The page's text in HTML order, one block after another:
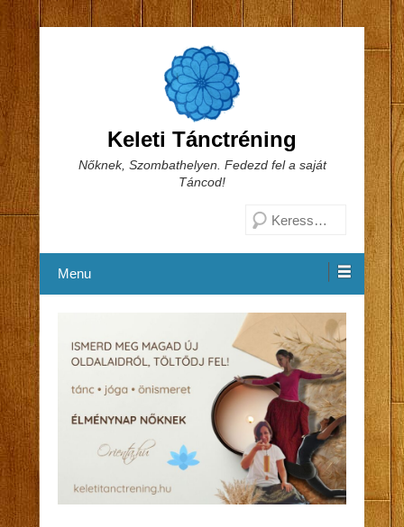
Keleti Tánctréning
Nőknek, Szombathelyen. Fedezd fel a saját
Táncod!
Menu